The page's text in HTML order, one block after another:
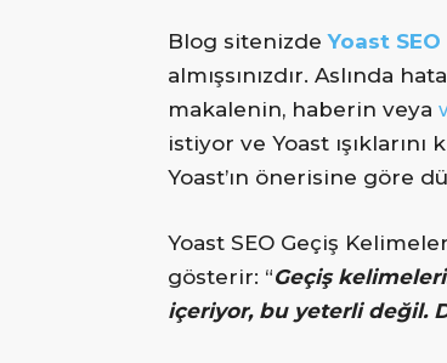
Blog sitenizdeYoast SEO
almışsınızdır. Aslında
makalenin, haberin veya
istiyor ve Yoast
Yoast’ın önerisine göre
Yoast SEO Geçiş
gösterir: “Geçiş
içeriyor, bu yeterli değil.